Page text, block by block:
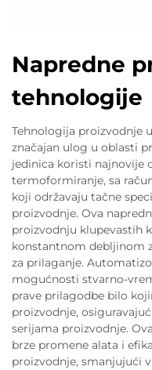
Napredne
tehnologije
Tehnologija proizvodnje
značajan ulog u oblasti
jedinica koristi najnovije
termoformiranje, sa
koji održavaju tačne
proizvodnje. Ova
proizvodnju klupevastih
konstantnom debljinom
za prilaganje.
mogućnosti stvarno-
prave prilagodbe bilo
proizvodnje,
serijama proizvodnje.
brze promene alata i
proizvodnje, smanjujući